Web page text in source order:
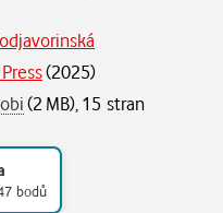
(2025)
(2 MB), 15 stran
bodů